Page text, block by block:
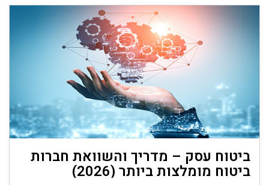
ביטוח עסק – מדריך והשוואת חברות
ביטוח מומלצות ביותר (2026)